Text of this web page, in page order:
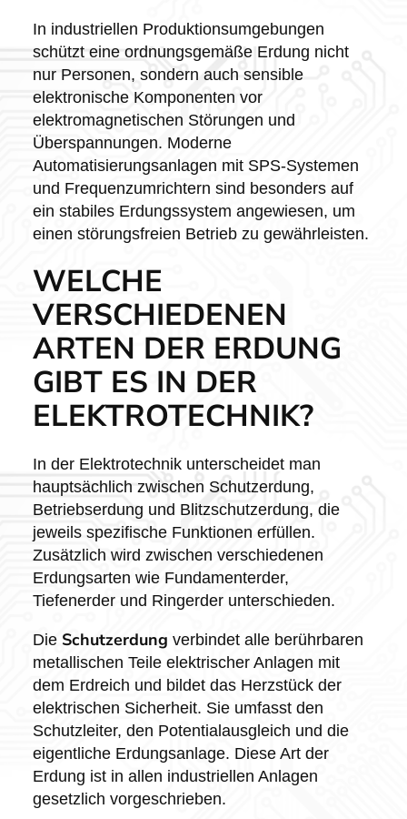
In industriellen Produktionsumgebungen
schützt eine ordnungsgemäße Erdung nicht
nur Personen, sondern auch sensible
elektronische Komponenten vor
elektromagnetischen Störungen und
Überspannungen. Moderne
Automatisierungsanlagen mit SPS-Systemen
und Frequenzumrichtern sind besonders auf
ein stabiles Erdungssystem angewiesen, um
einen störungsfreien Betrieb zu gewährleisten.
WELCHE
VERSCHIEDENEN
ARTEN DER ERDUNG
GIBT ES IN DER
ELEKTROTECHNIK?
In der Elektrotechnik unterscheidet man
hauptsächlich zwischen Schutzerdung,
Betriebserdung und Blitzschutzerdung, die
jeweils spezifische Funktionen erfüllen.
Zusätzlich wird zwischen verschiedenen
Erdungsarten wie Fundamenterder,
Tiefenerder und Ringerder unterschieden.
Die Schutzerdung verbindet alle berührbaren
metallischen Teile elektrischer Anlagen mit
dem Erdreich und bildet das Herzstück der
elektrischen Sicherheit. Sie umfasst den
Schutzleiter, den Potentialausgleich und die
eigentliche Erdungsanlage. Diese Art der
Erdung ist in allen industriellen Anlagen
gesetzlich vorgeschrieben.